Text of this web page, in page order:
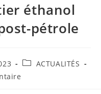
éthanol
pétrole
ACTUALITÉS